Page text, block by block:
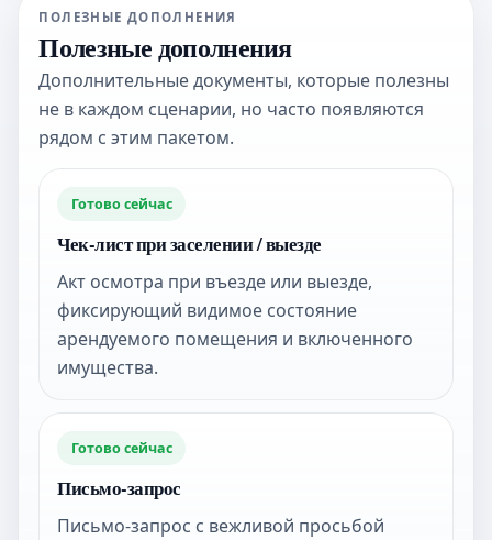
ПОЛЕЗНЫЕ ДОПОЛНЕНИЯ
Полезные дополнения
Дополнительные документы, которые полезны
не в каждом сценарии, но часто появляются
рядом с этим пакетом.
Готово сейчас
Чек-лист при заселении / выезде
Акт осмотра при въезде или выезде,
фиксирующий видимое состояние
арендуемого помещения и включенного
имущества.
Готово сейчас
Письмо-запрос
Письмо-запрос с вежливой просьбой